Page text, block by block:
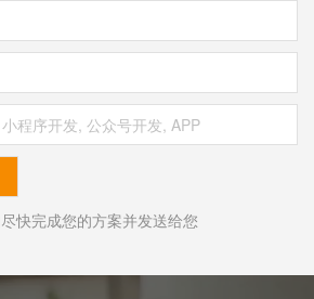
快完成您的方案并发送给您